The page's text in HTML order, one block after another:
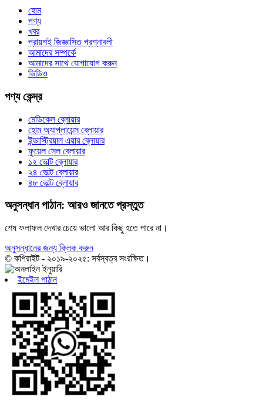
হোম
পণ্য
খবর
প্রায়শই জিজ্ঞাসিত প্রশ্নাবলী
আমাদের সম্পর্কে
আমাদের সাথে যোগাযোগ করুন
ভিডিও
পণ্য কেন্দ্র
মেডিকেল ব্লোয়ার
হোম অ্যাপ্লায়েন্স ব্লোয়ার
ইন্ডাস্ট্রিয়াল এয়ার ব্লোয়ার
ফুয়েল সেল ব্লোয়ার
১২ ভোল্ট ব্লোয়ার
২৪ ভোল্ট ব্লোয়ার
৪৮ ভোল্ট ব্লোয়ার
অনুসন্ধান পাঠান: আরও জানতে প্রস্তুত
শেষ ফলাফল দেখার চেয়ে ভালো আর কিছু হতে পারে না।
অনুসন্ধানের জন্য ক্লিক করুন
© কপিরাইট - ২০১৯-২০২৫: সর্বস্বত্ব সংরক্ষিত।
ইমেইল পাঠান